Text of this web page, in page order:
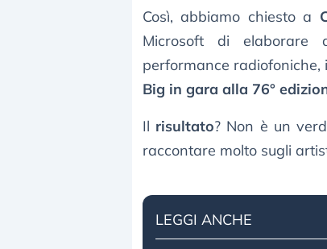
Così, abbiamo chiesto a
Microsoft di elaborare
performance radiofoniche,
Big in gara alla 76°
Il risultato? Non è un
raccontare molto sugli
LEGGI ANCHE